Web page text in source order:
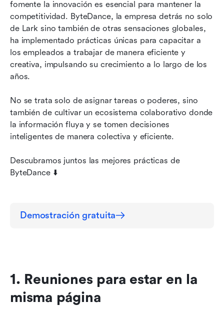
fomente la innovación es esencial para mantener la
competitividad. ByteDance, la empresa detrás no solo
de Lark sino también de otras sensaciones globales,
ha implementado prácticas únicas para capacitar a
los empleados a trabajar de manera eficiente y
creativa, impulsando su crecimiento a lo largo de los
años.
No se trata solo de asignar tareas o poderes, sino
también de cultivar un ecosistema colaborativo donde
la información fluya y se tomen decisiones
inteligentes de manera colectiva y eficiente.
Descubramos juntos las mejores prácticas de
ByteDance ⬇️
Demostración gratuita
1. Reuniones para estar en la
misma página
4. Un recorrido de incorporación autónomo
5. De carpetas a documentos de una sola
página: Haz que la información sea más
accesible
6. ¡El autoservicio es posible!
7. OKR es una brújula
Conclusión